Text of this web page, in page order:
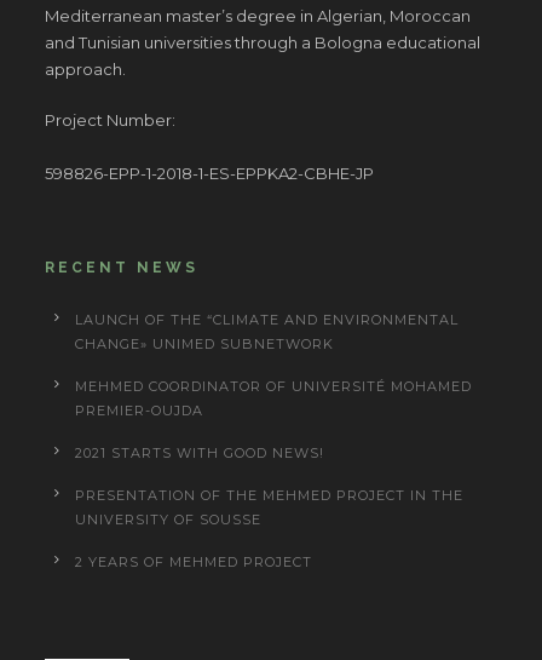
Mediterranean master’s degree in Algerian, Moroccan
and Tunisian universities through a Bologna educational
approach.
Project Number:
598826-EPP-1-2018-1-ES-EPPKA2-CBHE-JP
RECENT NEWS
LAUNCH OF THE “CLIMATE AND ENVIRONMENTAL
CHANGE» UNIMED SUBNETWORK
MEHMED COORDINATOR OF UNIVERSITÉ MOHAMED
PREMIER-OUJDA
2021 STARTS WITH GOOD NEWS!
PRESENTATION OF THE MEHMED PROJECT IN THE
UNIVERSITY OF SOUSSE
2 YEARS OF MEHMED PROJECT